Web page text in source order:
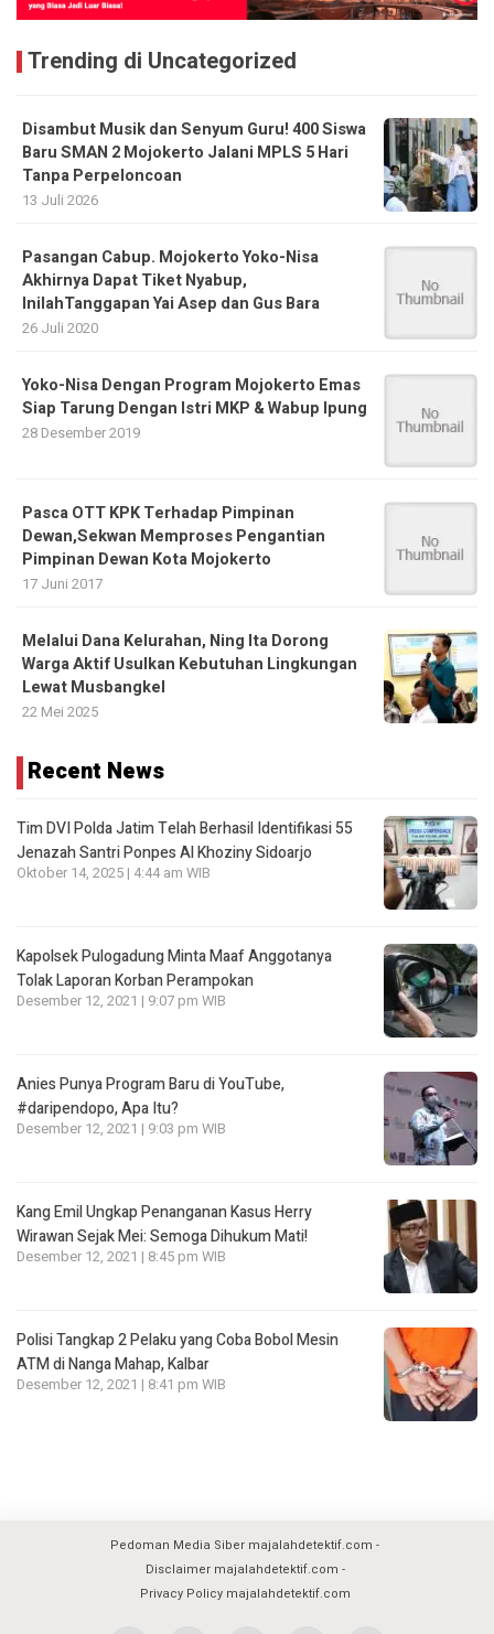
Trending di Uncategorized
Disambut Musik dan Senyum Guru! 400 Siswa
Baru SMAN 2 Mojokerto Jalani MPLS 5 Hari
Tanpa Perpeloncoan
13 Juli 2026
Pasangan Cabup. Mojokerto Yoko-Nisa
Akhirnya Dapat Tiket Nyabup,
InilahTanggapan Yai Asep dan Gus Bara
26 Juli 2020
Yoko-Nisa Dengan Program Mojokerto Emas
Siap Tarung Dengan Istri MKP & Wabup Ipung
28 Desember 2019
Pasca OTT KPK Terhadap Pimpinan
Dewan,Sekwan Memproses Pengantian
Pimpinan Dewan Kota Mojokerto
17 Juni 2017
Melalui Dana Kelurahan, Ning Ita Dorong
Warga Aktif Usulkan Kebutuhan Lingkungan
Lewat Musbangkel
22 Mei 2025
Recent News
Tim DVI Polda Jatim Telah Berhasil Identifikasi 55
Jenazah Santri Ponpes Al Khoziny Sidoarjo
Oktober 14, 2025 | 4:44 am WIB
Kapolsek Pulogadung Minta Maaf Anggotanya
Tolak Laporan Korban Perampokan
Desember 12, 2021 | 9:07 pm WIB
Anies Punya Program Baru di YouTube,
#daripendopo, Apa Itu?
Desember 12, 2021 | 9:03 pm WIB
Kang Emil Ungkap Penanganan Kasus Herry
Wirawan Sejak Mei: Semoga Dihukum Mati!
Desember 12, 2021 | 8:45 pm WIB
Polisi Tangkap 2 Pelaku yang Coba Bobol Mesin
ATM di Nanga Mahap, Kalbar
Desember 12, 2021 | 8:41 pm WIB
Pedoman Media Siber majalahdetektif.com
Disclaimer majalahdetektif.com
Privacy Policy majalahdetektif.com